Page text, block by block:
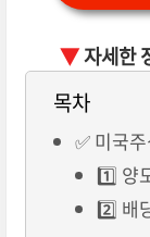
▼자세한
목차
✅ 미국
1️⃣ 양
2️⃣ 배